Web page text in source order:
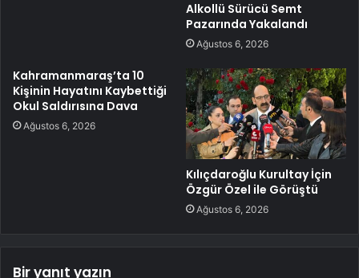
Alkollü Sürücü Semt
Pazarında Yakalandı
Ağustos 6, 2026
Kahramanmaraş’ta 10
Kişinin Hayatını Kaybettiği
Okul Saldırısına Dava
Ağustos 6, 2026
Kılıçdaroğlu Kurultay İçin
Özgür Özel ile Görüştü
Ağustos 6, 2026
Bir yanıt yazın